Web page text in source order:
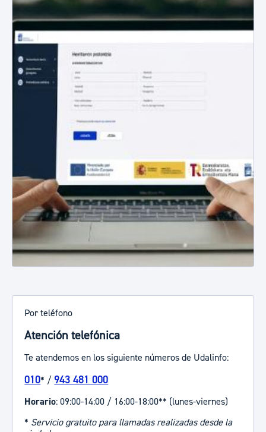
Por teléfono
Atención telefónica
Te atendemos en los siguiente números de Udalinfo:
010* /943 481 000
Horario: 09:00-14:00 / 16:00-18:00** (lunes-viernes)
* Servicio gratuito para llamadas realizadas desde la